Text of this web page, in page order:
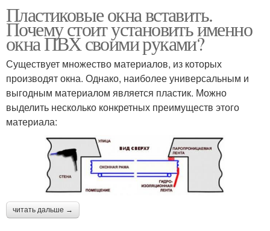
Пластиковые окна вставить.
Почему стоит установить именно
окна ПВХ своими руками?
Существует множество материалов, из которых
производят окна. Однако, наиболее универсальным и
выгодным материалом является пластик. Можно
выделить несколько конкретных преимуществ этого
материала:
читать дальше →